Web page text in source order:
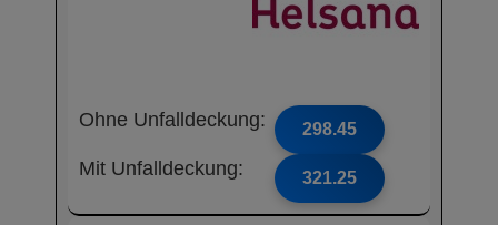
Ohne Unfalldeckung: 298.45
Mit Unfalldeckung: 321.25